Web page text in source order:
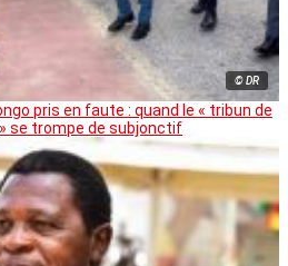
© DR
pris en faute : quand le « tribun de
» se trompe de subjonctif